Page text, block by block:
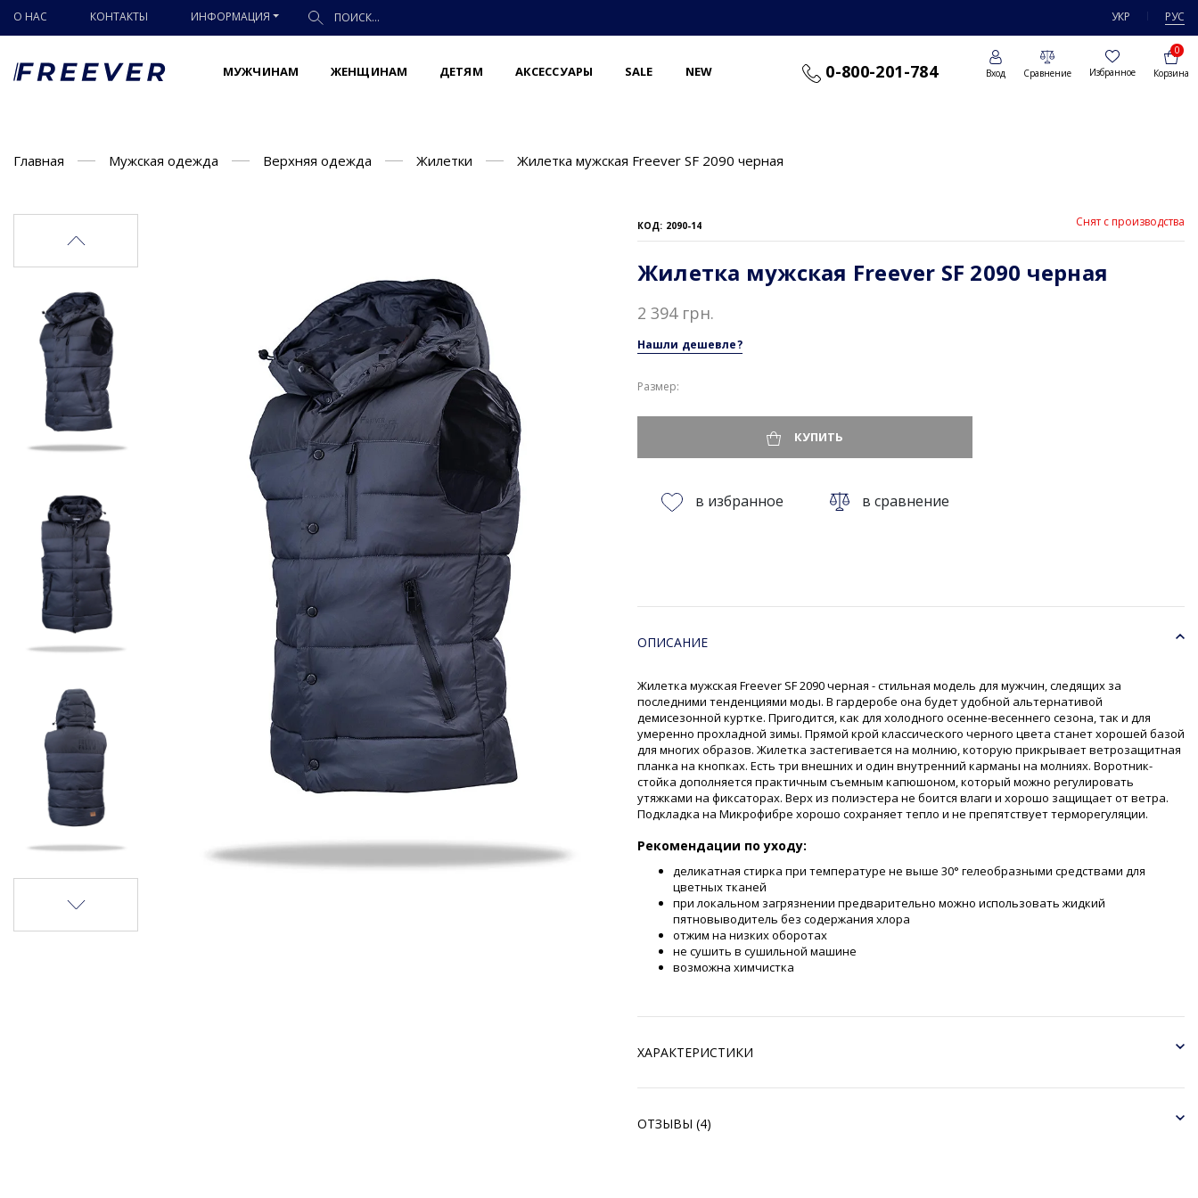
О НАС КОНТАКТЫ ИНФОРМАЦИЯ УКР РУС
МУЖЧИНАМ ЖЕНЩИНАМ ДЕТЯМ АКСЕССУАРЫ SALE NEW 0-800-201-784 Вход Сравнение Избранное Корзина
0
Главная Мужская одежда Верхняя одежда Жилетки Жилетка мужская Freever SF 2090 черная
КОД: 2090-14 Снят с производства
Жилетка мужская Freever SF 2090 черная
2 394 грн.
Нашли дешевле?
Размер
КУПИТЬ
в избранное в сравнение
ОПИСАНИЕ
Жилетка мужская Freever SF 2090 черная - стильная модель для мужчин, следящих за
последними тенденциями моды. В гардеробе она будет удобной альтернативой
демисезонной куртке. Пригодится, как для холодного осенне-весеннего сезона, так и для
умеренно прохладной зимы. Прямой крой классического черного цвета станет хорошей базой
для многих образов. Жилетка застегивается на молнию, которую прикрывает ветрозащитная
планка на кнопках. Есть три внешних и один внутренний карманы на молниях. Воротник-
стойка дополняется практичным съемным капюшоном, который можно регулировать
утяжками на фиксаторах. Верх из полиэстера не боится влаги и хорошо защищает от ветра.
Подкладка на Микрофибре хорошо сохраняет тепло и не препятствует терморегуляции.
Рекомендации по уходу:
деликатная стирка при температуре не выше 30° гелеобразными средствами для
цветных тканей
при локальном загрязнении предварительно можно использовать жидкий
пятновыводитель без содержания хлора
отжим на низких оборотах
не сушить в сушильной машине
возможна химчистка
ХАРАКТЕРИСТИКИ
ОТЗЫВЫ (4)